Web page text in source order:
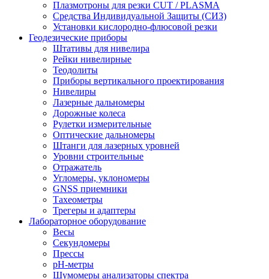
Плазмотроны для резки CUT / PLASMA
Средства Индивидуальной Защиты (СИЗ)
Установки кислородно-флюсовой резки
Геодезические приборы
Штативы для нивелира
Рейки нивелирные
Теодолиты
Приборы вертикального проектирования
Нивелиры
Лазерные дальномеры
Дорожные колеса
Рулетки измерительные
Оптические дальномеры
Штанги для лазерных уровней
Уровни строительные
Отражатель
Угломеры, уклономеры
GNSS приемники
Тахеометры
Трегеры и адаптеры
Лабораторное оборудование
Весы
Секундомеры
Прессы
pH-метры
Шумомеры анализаторы спектра